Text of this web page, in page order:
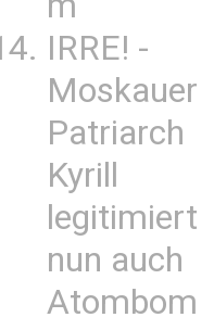
IRRE! -
Moskauer
Patriarch
Kyrill
legitimiert
nun auch
Atombom